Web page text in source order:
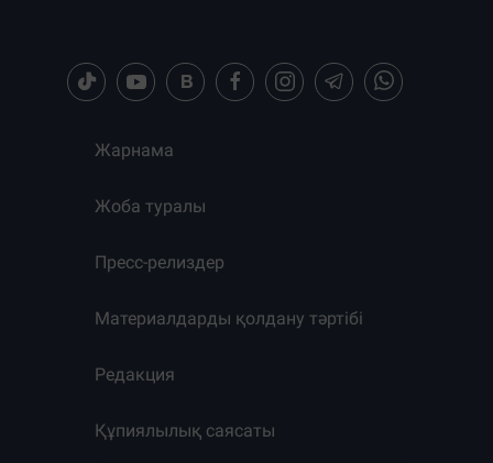
Жарнама
Жоба туралы
Пресс-релиздер
Материалдарды қолдану тәртібі
Редакция
Құпиялылық саясаты